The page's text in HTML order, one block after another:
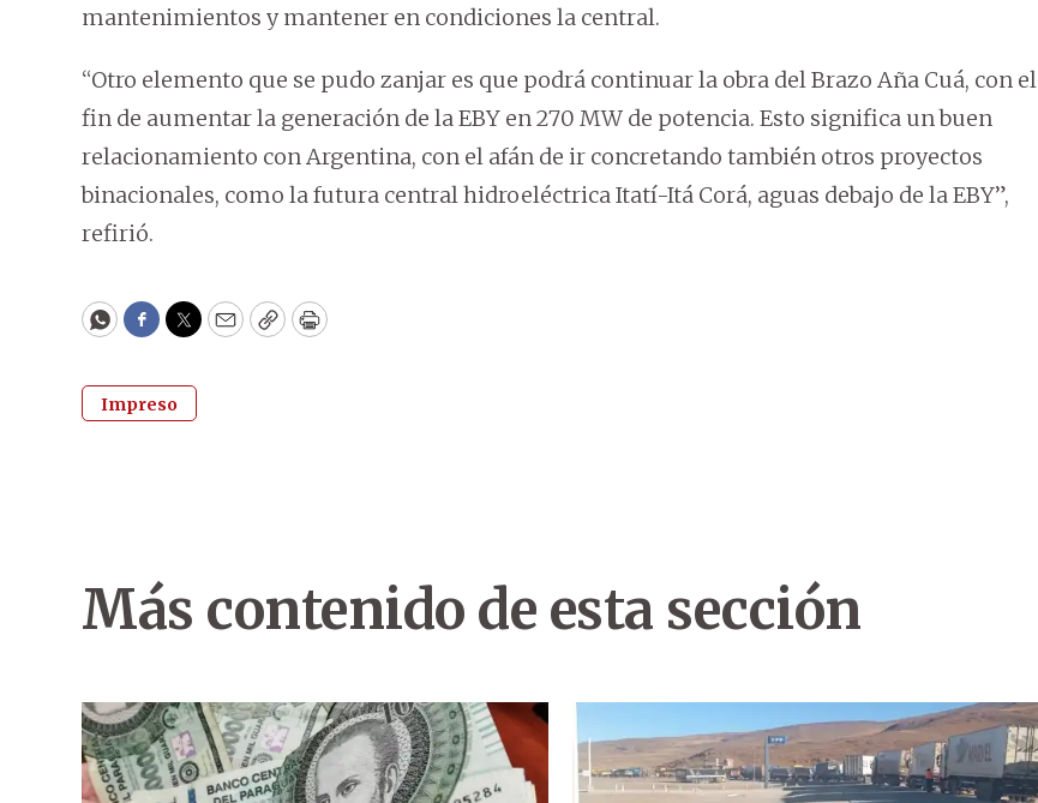
mantenimientos y mantener en condiciones la central.
“Otro elemento que se pudo zanjar es que podrá continuar la obra del Brazo Aña Cuá, con el
fin de aumentar la generación de la EBY en 270 MW de potencia. Esto significa un buen
relacionamiento con Argentina, con el afán de ir concretando también otros proyectos
binacionales, como la futura central hidroeléctrica Itatí-Itá Corá, aguas debajo de la EBY”,
refirió.
WhatsApp
Facebook
Twitter
EmailCopyPrint
Impreso
Más contenido de esta sección